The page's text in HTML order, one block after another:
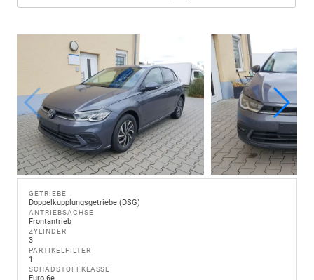
GETRIEBE
Doppelkupplungsgetriebe (DSG)
ANTRIEBSACHSE
Frontantrieb
ZYLINDER
3
PARTIKELFILTER
1
SCHADSTOFFKLASSE
Euro 6e